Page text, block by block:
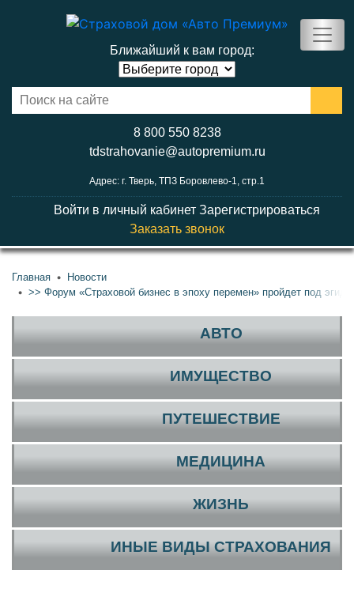
Ближайший к вам город:
8 800 550 8238
tdstrahovanie@autopremium.ru
Адрес: г. Тверь, ТПЗ Боровлево-1, стр.1
Войти в личный кабинет Зарегистрироваться
Заказать звонок
Главная
Новости
>> Форум «Страховой бизнес в эпоху перемен» пройдет под
АВТО
ИМУЩЕСТВО
ПУТЕШЕСТВИЕ
МЕДИЦИНА
ЖИЗНЬ
ИНЫЕ ВИДЫ СТРАХОВАНИЯ